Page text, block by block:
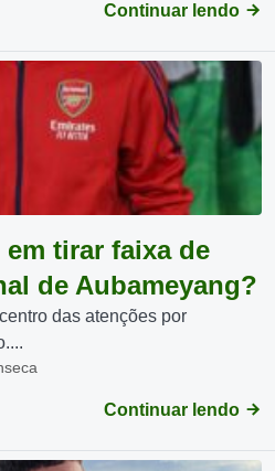
Continuar lendo
tirar faixa de
de Aubameyang?
das atenções por
Continuar lendo